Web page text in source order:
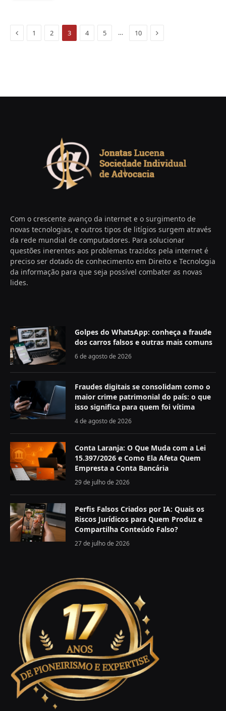
Previous
1 2 3 4 5 … 10 Next
Com o crescente avanço da internet e o surgimento de
novas tecnologias, e outros tipos de litígios surgem através
da rede mundial de computadores. Para solucionar
questões inerentes aos problemas trazidos pela internet é
preciso ser dotado de conhecimento em Direito e Tecnologia
da informação para que seja possível combater as novas
lides.
Golpes do WhatsApp: conheça a fraude
dos carros falsos e outras mais comuns
6 de agosto de 2026
Fraudes digitais se consolidam como o
maior crime patrimonial do país: o que
isso significa para quem foi vítima
4 de agosto de 2026
Conta Laranja: O Que Muda com a Lei
15.397/2026 e Como Ela Afeta Quem
Empresta a Conta Bancária
29 de julho de 2026
Perfis Falsos Criados por IA: Quais os
Riscos Jurídicos para Quem Produz e
Compartilha Conteúdo Falso?
27 de julho de 2026